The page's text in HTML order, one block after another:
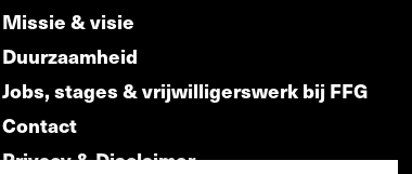
Missie & visie
Duurzaamheid
Jobs, stages & vrijwilligerswerk bij FFG
Contact
Privacy & Disclaimer